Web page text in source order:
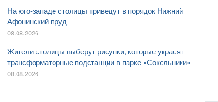
На юго-западе столицы приведут в порядок Нижний
Афонинский пруд
08.08.2026
Жители столицы выберут рисунки, которые украсят
трансформаторные подстанции в парке «Сокольники»
08.08.2026